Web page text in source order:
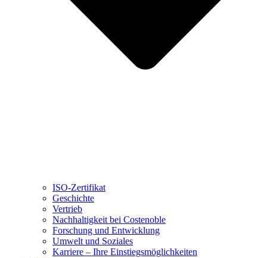
ISO-Zertifikat
Geschichte
Vertrieb
Nachhaltigkeit bei Costenoble
Forschung und Entwicklung
Umwelt und Soziales
Karriere – Ihre Einstiegsmöglichkeiten